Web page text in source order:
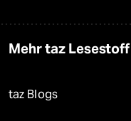
Mehr taz Lesestoff
taz Blogs